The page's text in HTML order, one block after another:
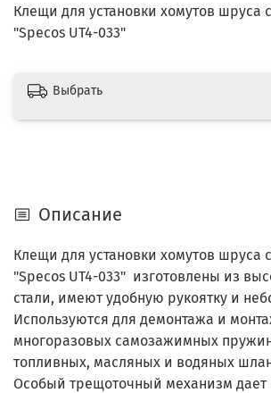
Клещи для установки хомутов шруса
"Specos UT4-033"
Выбрать
Описание
Клещи для установки хомутов шруса
"Specos UT4-033" изготовлены из
стали, имеют удобную рукоятку и
Используются для демонтажа и
многоразовых самозажимных
топливных, масляных и водяных
Особый трещоточный механизм дает